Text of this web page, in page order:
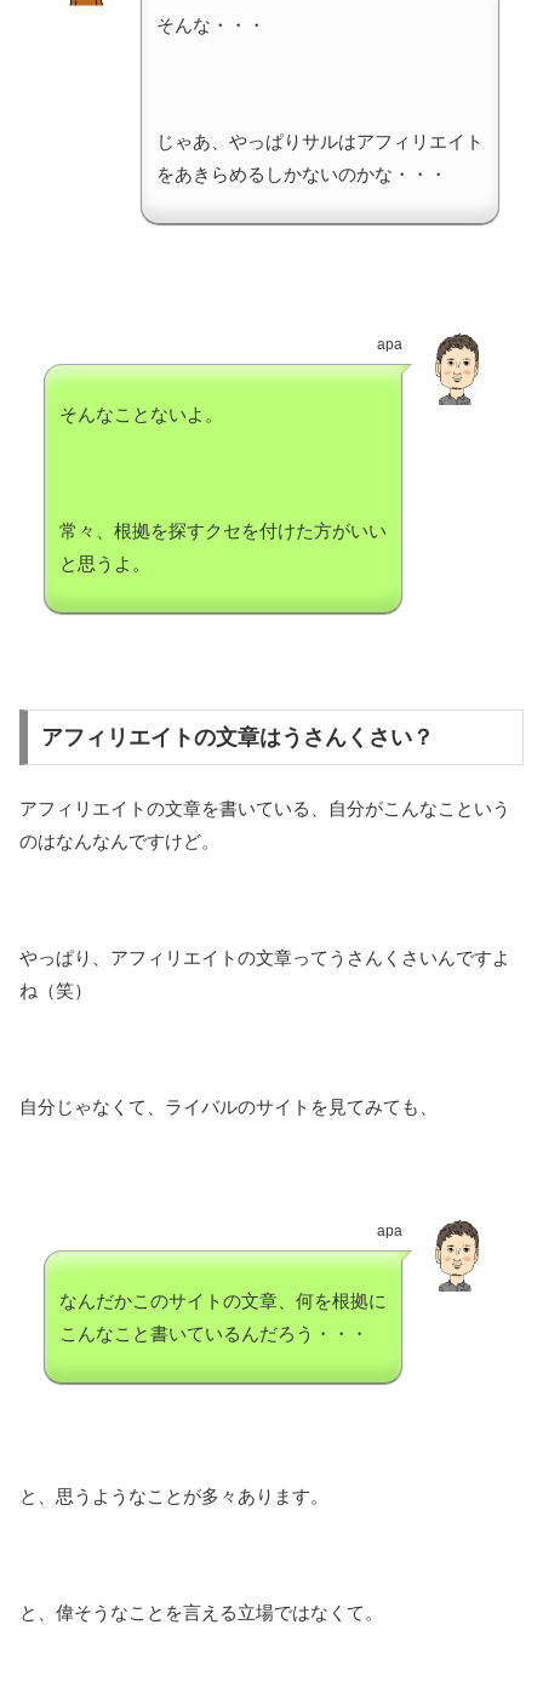
そんな・・・
じゃあ、やっぱりサルはアフィリエイト
をあきらめるしかないのかな・・・
apa
そんなことないよ。
常々、根拠を探すクセを付けた方がいい
と思うよ。
アフィリエイトの文章はうさんくさい？
アフィリエイトの文章を書いている、自分がこんなこという
のはなんなんですけど。
やっぱり、アフィリエイトの文章ってうさんくさいんですよ
ね（笑）
自分じゃなくて、ライバルのサイトを見てみても、
apa
なんだかこのサイトの文章、何を根拠に
こんなこと書いているんだろう・・・
と、思うようなことが多々あります。
と、偉そうなことを言える立場ではなくて。